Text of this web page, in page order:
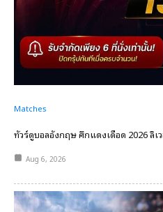
Matches
ทัวร์ดูบอลอังกฤษ ศึกแดงเดือด 2026 ลิ
Aug 6, 2026